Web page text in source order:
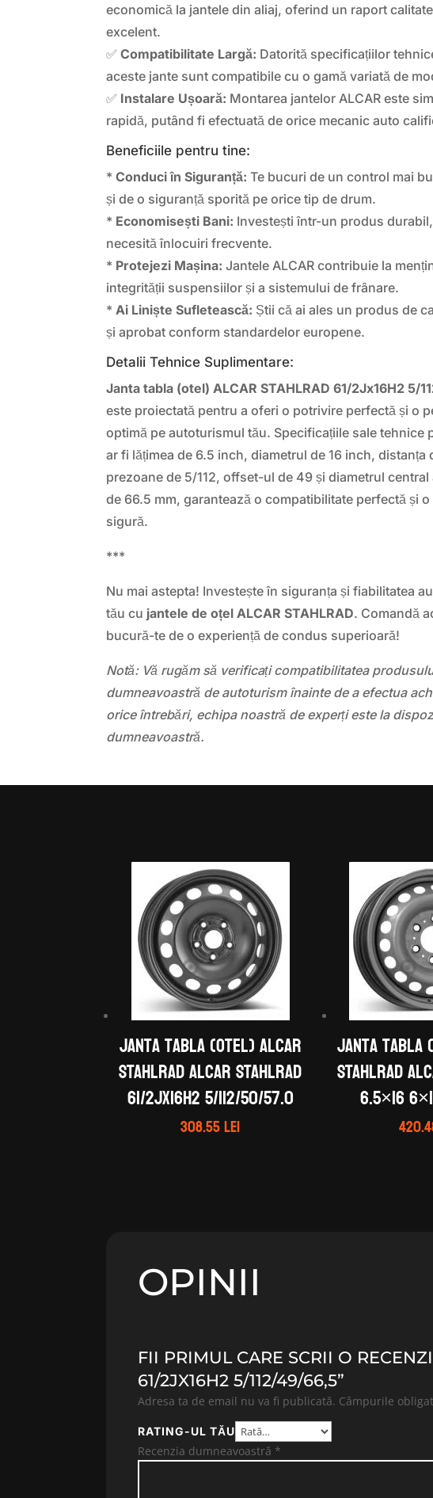
economică la jantele din aliaj, oferind un raport
excelent.
✅Compatibilitate Largă: Datorită specificațiilor
aceste jante sunt compatibile cu o gamă variată de
✅ Instalare Ușoară: Montarea jantelor ALCAR este
rapidă, putând fi efectuată de orice mecanic auto
Beneficiile pentru tine:
*Conduci în Siguranță: Te bucuri de un control mai
și de o siguranță sporită pe orice tip de drum.
* Economisești Bani: Investești într-un produs
necesită înlocuiri frecvente.
* Protejezi Mașina: Jantele ALCAR contribuie la
integrității suspensiilor și a sistemului de frânare.
* Ai Liniște Sufletească: Știi că ai ales un produs de
și aprobat conform standardelor europene.
Detalii Tehnice Suplimentare:
Janta tabla (otel) ALCAR STAHLRAD 61/2Jx16H2 5/
este proiectată pentru a oferi o potrivire perfectă și o
optimă pe autoturismul tău. Specificațiile sale tehnice
ar fi lățimea de 6.5 inch, diametrul de 16 inch, distanța
prezoane de 5/112, offset-ul de 49 și diametrul
de 66.5 mm, garantează o compatibilitate perfectă și
sigură.
***
Nu mai astepta! Investește în siguranța și fiabilitatea
tău cu jantele de oțel ALCAR STAHLRAD. Comandă
bucură-te de o experiență de condus superioară!
Notă: Vă rugăm să verificați compatibilitatea
dumneavoastră de autoturism înainte de a efectua
orice întrebări, echipa noastră de experți este la
dumneavoastră.
Janta tabla (otel) ALCAR
STAHLRAD ALCAR STAHLRAD
61/2Jx16H2 5/112/50/57.0
308.55lei
Janta tabla
STAHLRAD
6.5×16
OPINII
FII PRIMUL CARE SCRII O
61/2JX16H2 5/112/49/66,5”
Adresa ta de email nu va fi publicată. Câmpurile
RATING-UL TĂU
Recenzia dumneavoastră *